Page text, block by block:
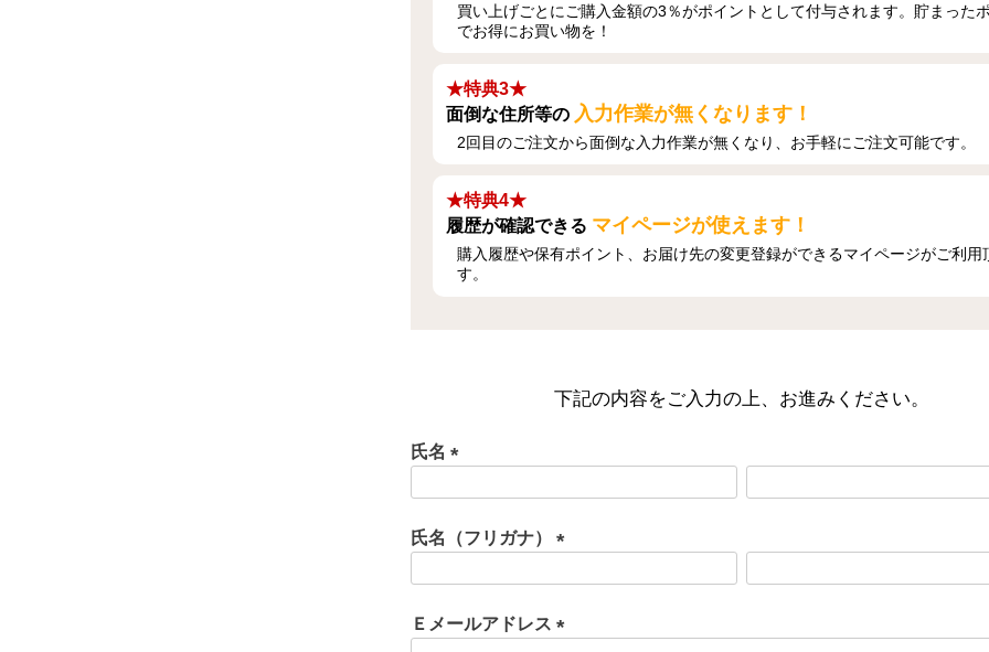
買い上げごとにご購入金額の3％がポイントとして付与されます。貯まった
でお得にお買い物を！
★特典3★
面倒な住所等の 入力作業が無くなります！
2回目のご注文から面倒な入力作業が無くなり、お手軽にご注文可能です。
★特典4★
履歴が確認できる マイページが使えます！
購入履歴や保有ポイント、お届け先の変更登録ができるマイページがご利用
す。
下記の内容をご入力の上、お進みください。
氏名
須
氏名（フリガナ）
須
Ｅメールアドレス